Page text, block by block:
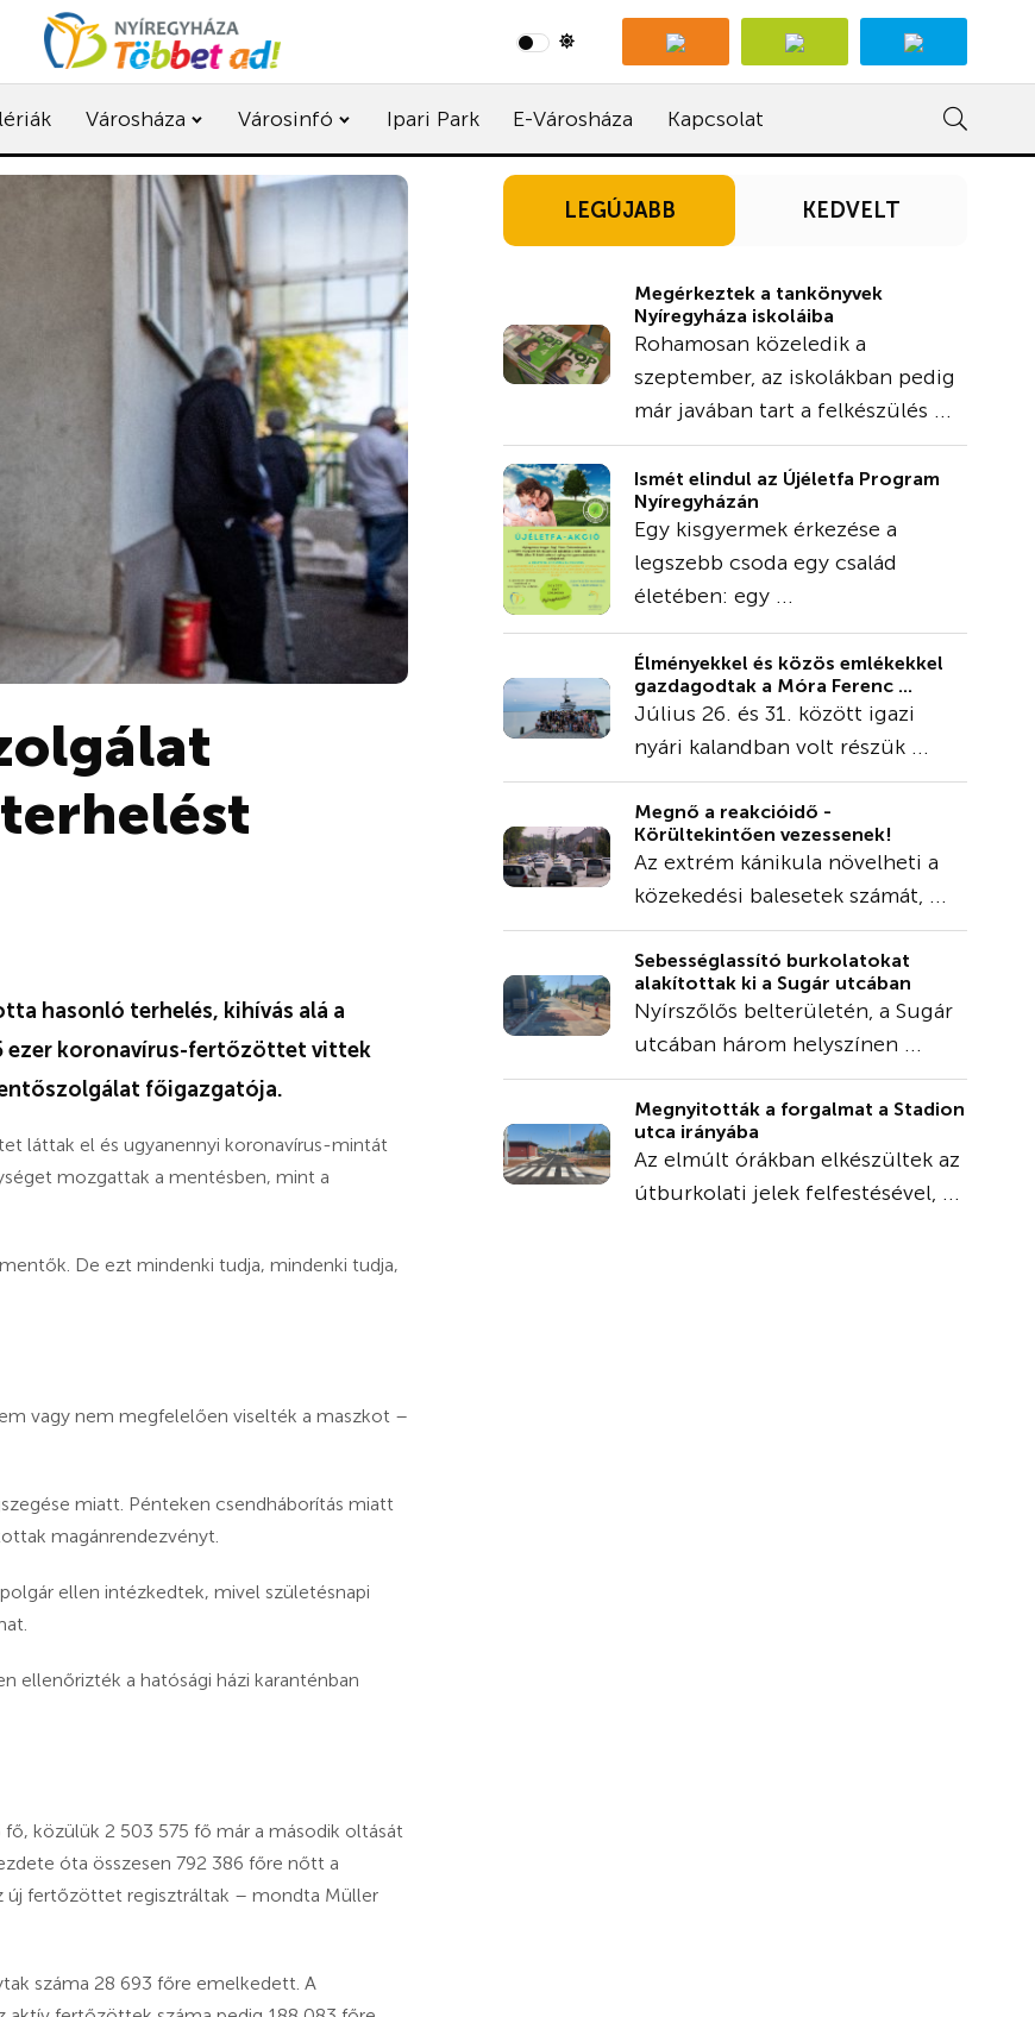
Városháza Városinfó Ipari Park E-Városháza Kapcsolat
hasonló terhelés, kihívás alá a
ezer koronavírus-fertőzöttet vittek
főigazgatója.
láttak el és ugyanennyi koronavírus-mintát
mozgattak a mentésben, mint a
De ezt mindenki tudja, mindenki tudja,
vagy nem megfelelően viselték a maszkot –
miatt. Pénteken csendháborítás miatt
magánrendezvényt.
ellen intézkedtek, mivel születésnapi
ellenőrizték a hatósági házi karanténban
közülük 2 503 575 fő már a második oltását
óta összesen 792 386 főre nőtt a
új fertőzöttet regisztráltak – mondta Müller
száma 28 693 főre emelkedett. A
LEGÚJABB KEDVELT
Megérkeztek a tankönyvek
Nyíregyháza iskoláiba
Rohamosan közeledik a
szeptember, az iskolákban pedig
már javában tart a felkészülés ...
Ismét elindul az Újéletfa Program
Nyíregyházán
Egy kisgyermek érkezése a
legszebb csoda egy család
életében: egy ...
Élményekkel és közös emlékekkel
gazdagodtak a Móra Ferenc ...
Július 26. és 31. között igazi
nyári kalandban volt részük ...
Megnő a reakcióidő -
Körültekintően vezessenek!
Az extrém kánikula növelheti a
közekedési balesetek számát, ...
Sebességlassító burkolatokat
alakítottak ki a Sugár utcában
Nyírszőlős belterületén, a Sugár
utcában három helyszínen ...
Megnyitották a forgalmat a Stadion
utca irányába
Az elmúlt órákban elkészültek az
útburkolati jelek felfestésével, ...